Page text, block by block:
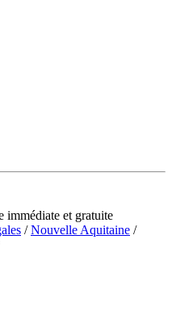
immédiate et gratuite
/Nouvelle Aquitaine /